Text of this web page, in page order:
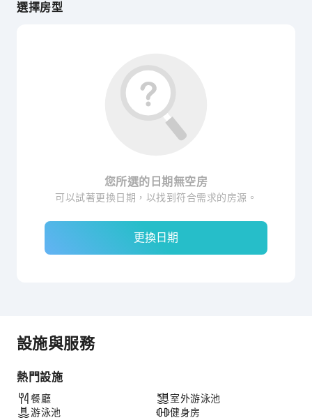
選擇房型
您所選的日期無空房
可以試著更換日期，以找到符合需求的房源。
更換日期
設施與服務
熱門設施
餐廳
游泳池
室外游泳池
健身房